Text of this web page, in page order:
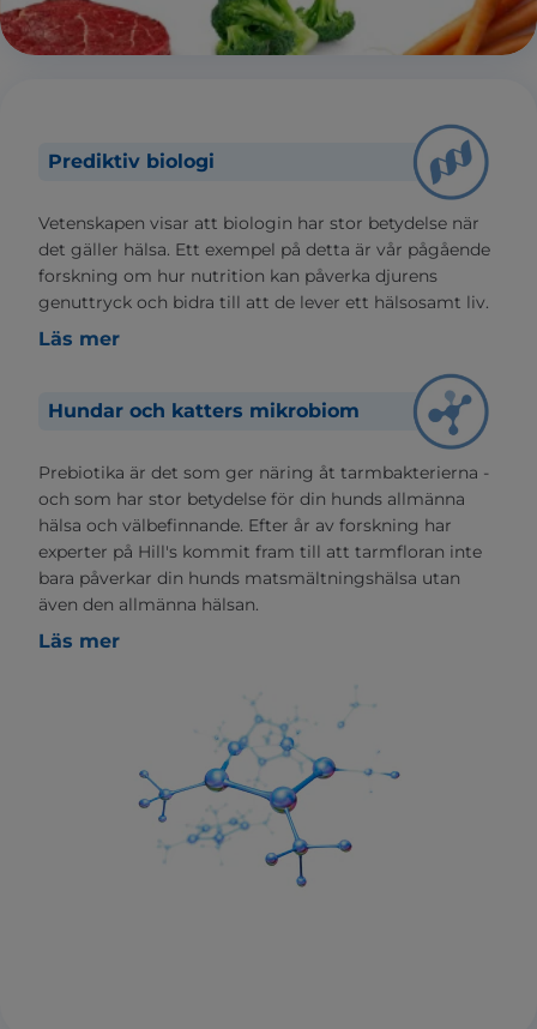
Prediktiv biologi
Vetenskapen visar att biologin har stor betydelse när
det gäller hälsa. Ett exempel på detta är vår pågående
forskning om hur nutrition kan påverka djurens
genuttryck och bidra till att de lever ett hälsosamt liv.
Läs mer
Hundar och katters mikrobiom
Prebiotika är det som ger näring åt tarmbakterierna -
och som har stor betydelse för din hunds allmänna
hälsa och välbefinnande. Efter år av forskning har
experter på Hill's kommit fram till att tarmfloran inte
bara påverkar din hunds matsmältningshälsa utan
även den allmänna hälsan.
Läs mer